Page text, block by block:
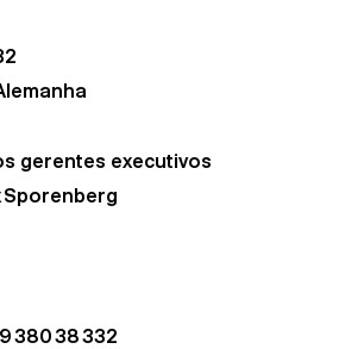
gerentes executivos
Sporenberg
380 38 332